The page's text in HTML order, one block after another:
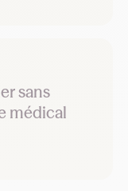
sans
médical